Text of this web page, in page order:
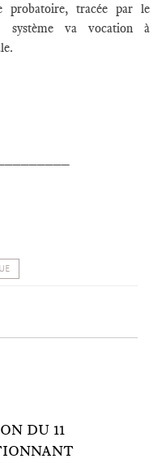
probatoire, tracée par le
système va vocation à
DU 11